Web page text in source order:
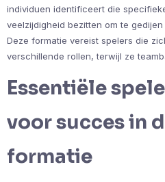
individuen identificeert die
veelzijdigheid bezitten om te
Deze formatie vereist spelers die
verschillende rollen, terwijl ze
Essentiële
voor succes in
formatie